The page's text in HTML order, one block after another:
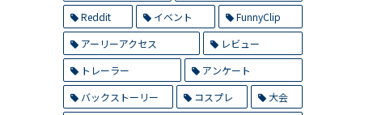
Reddit
イベント
FunnyClip
アーリーアクセス
レビュー
トレーラー
アンケート
バックストーリー
コスプレ
大会